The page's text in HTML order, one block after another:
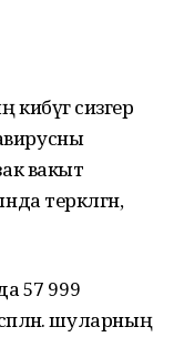
сизгер
вакыт
теркәлгән,
57 999
шуларның